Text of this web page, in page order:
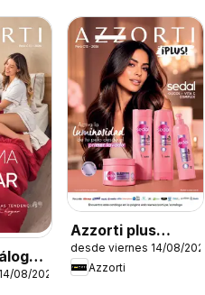
-
08/2026
Azzorti plus
catálogo -
Campaña 13
desde viernes 14/08/2026
Azzorti